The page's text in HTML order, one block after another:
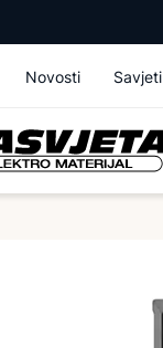
Novosti Savjeti